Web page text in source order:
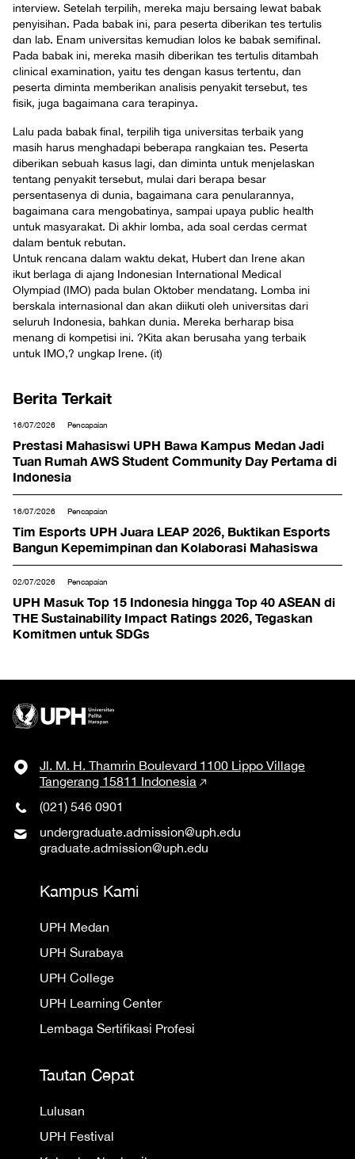
interview. Setelah terpilih, mereka maju bersaing lewat babak
penyisihan. Pada babak ini, para peserta diberikan tes tertulis
dan lab. Enam universitas kemudian lolos ke babak semifinal.
Pada babak ini, mereka masih diberikan tes tertulis ditambah
clinical examination, yaitu tes dengan kasus tertentu, dan
peserta diminta memberikan analisis penyakit tersebut, tes
fisik, juga bagaimana cara terapinya.
Lalu pada babak final, terpilih tiga universitas terbaik yang
masih harus menghadapi beberapa rangkaian tes. Peserta
diberikan sebuah kasus lagi, dan diminta untuk menjelaskan
tentang penyakit tersebut, mulai dari berapa besar
persentasenya di dunia, bagaimana cara penularannya,
bagaimana cara mengobatinya, sampai upaya public health
untuk masyarakat. Di akhir lomba, ada soal cerdas cermat
dalam bentuk rebutan.
Untuk rencana dalam waktu dekat, Hubert dan Irene akan
ikut berlaga di ajang Indonesian International Medical
Olympiad (IMO) pada bulan Oktober mendatang. Lomba ini
berskala internasional dan akan diikuti oleh universitas dari
seluruh Indonesia, bahkan dunia. Mereka berharap bisa
menang di kompetisi ini. ?Kita akan berusaha yang terbaik
untuk IMO,? ungkap Irene. (it)
Berita Terkait
16/07/2026 Pencapaian
Prestasi Mahasiswi UPH Bawa Kampus Medan Jadi
Tuan Rumah AWS Student Community Day Pertama di
Indonesia
16/07/2026 Pencapaian
Tim Esports UPH Juara LEAP 2026, Buktikan Esports
Bangun Kepemimpinan dan Kolaborasi Mahasiswa
02/07/2026 Pencapaian
UPH Masuk Top 15 Indonesia hingga Top 40 ASEAN di
THE Sustainability Impact Ratings 2026, Tegaskan
Komitmen untuk SDGs
Jl. M. H. Thamrin Boulevard 1100 Lippo Village
Tangerang 15811 Indonesia
(021) 546 0901
undergraduate.admission@uph.edu
graduate.admission@uph.edu
Kampus Kami
UPH Medan
UPH Surabaya
UPH College
UPH Learning Center
Lembaga Sertifikasi Profesi
Tautan Cepat
Lulusan
UPH Festival